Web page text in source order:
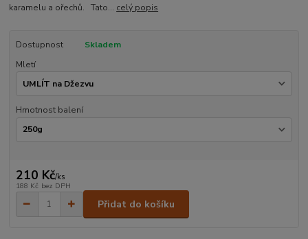
karamelu a ořechů. Tato... celý popis
Dostupnost
Skladem
Mletí
Hmotnost balení
210 Kč/ks
188 Kč bez DPH
Přidat do košíku